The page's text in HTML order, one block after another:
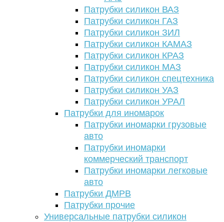
Патрубки силикон ВАЗ
Патрубки силикон ГАЗ
Патрубки силикон ЗИЛ
Патрубки силикон КАМАЗ
Патрубки силикон КРАЗ
Патрубки силикон МАЗ
Патрубки силикон спецтехника
Патрубки силикон УАЗ
Патрубки силикон УРАЛ
Патрубки для иномарок
Патрубки иномарки грузовые
авто
Патрубки иномарки
коммерческий транспорт
Патрубки иномарки легковые
авто
Патрубки ДМРВ
Патрубки прочие
Универсальные патрубки силикон